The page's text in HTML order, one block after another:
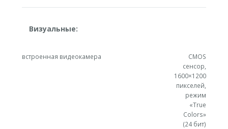
Визуальные:
встроенная видеокамера
CMOS
сенсор,
1600×1200
пикселей,
режим
«True
Colors»
(24 бит)